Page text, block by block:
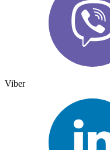
Viber